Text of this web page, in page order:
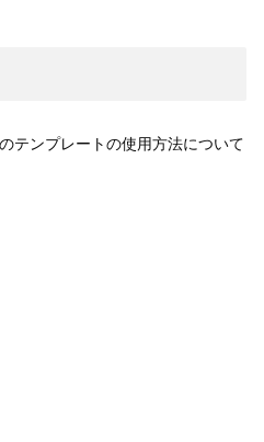
テンプレートの使用方法について